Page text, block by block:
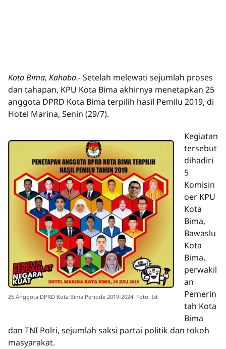
Kota Bima, Kahaba.-Setelah melewati sejumlah proses
dan tahapan, KPU Kota Bima akhirnya menetapkan 25
anggota DPRD Kota Bima terpilih hasil Pemilu 2019, di
Hotel Marina, Senin (29/7).
25 Anggota DPRD Kota Bima Periode 2019-2024. Foto: Ist
Kegiatan
tersebut
dihadiri
5
Komisin
oer KPU
Kota
Bima,
Bawaslu
Kota
Bima,
perwakil
an
Pemerin
tah Kota
Bima
dan TNI Polri, sejumlah saksi partai politik dan tokoh
masyarakat.